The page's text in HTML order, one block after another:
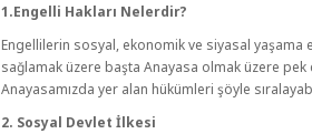
1.Engelli Hakları Nelerdir?
Engellilerin sosyal, ekonomik ve siyasal yaşama
sağlamak üzere başta Anayasa olmak üzere pek
Anayasamızda yer alan hükümleri şöyle
2. Sosyal Devlet İlkesi